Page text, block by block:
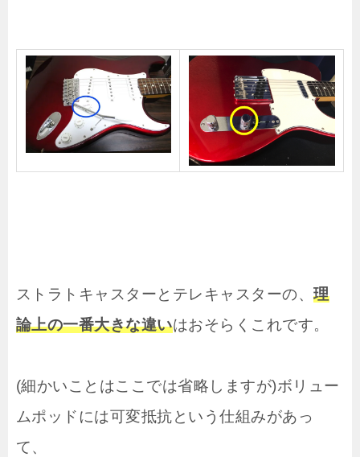
ストラトキャスターとテレキャスターの、理
論上の一番大きな違いはおそらくこれです。
(細かいことはここでは省略しますが)ボリュー
ムポッドには可変抵抗という仕組みがあっ
て、